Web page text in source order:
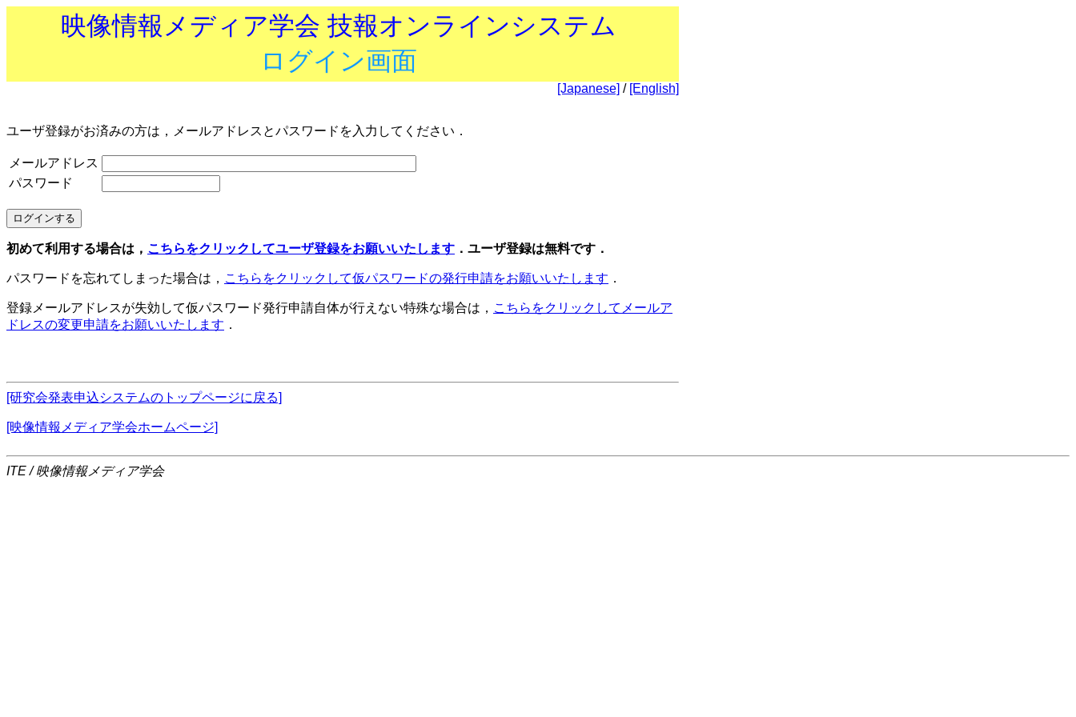
映像情報メディア学会 技報オンラインシステム
ログイン画面
[Japanese] / [English]
ユーザ登録がお済みの方は，メールアドレスとパスワードを入力してください．
メールアドレス
パスワード
初めて利用する場合は， こちらをクリックしてユーザ登録をお願いいたします ．ユーザ登録は無料です．
パスワードを忘れてしまった場合は， こちらをクリックして仮パスワードの発行申請をお願いいたします ．
登録メールアドレスが失効して仮パスワード発行申請自体が行えない特殊な場合は， こちらをクリックしてメールア
ドレスの変更申請をお願いいたします ．
[研究会発表申込システムのトップページに戻る]
[映像情報メディア学会ホームページ]
ITE / 映像情報メディア学会